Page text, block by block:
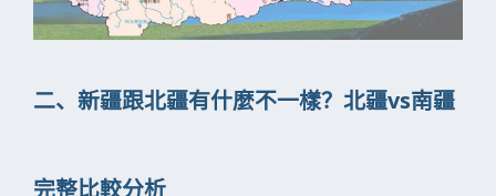
二、新疆跟北疆有什麼不一樣？北疆vs南疆
完整比較分析